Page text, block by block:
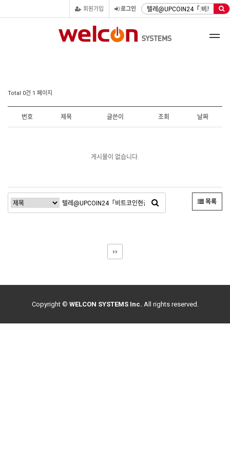
회원가입 로그인
Total 0건 1 페이지
번호 제목 글쓴이 조회 날짜
게시물이 없습니다.
목록
Copyright © WELCON SYSTEMS Inc. All rights reserved.